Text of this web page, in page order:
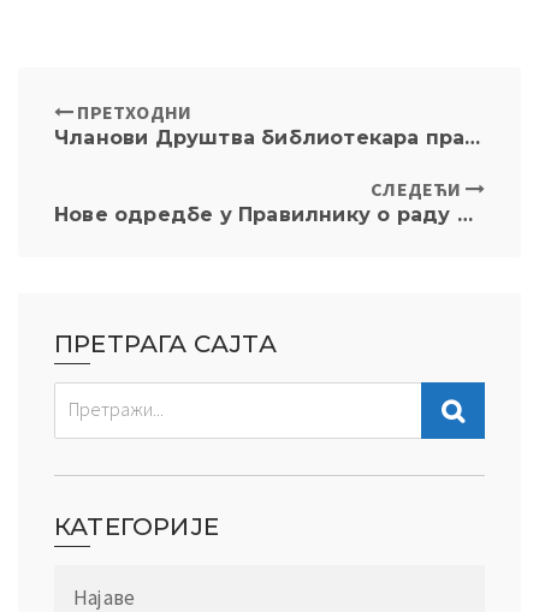
ПРЕТХОДНИ
Чланови Друштва библиотекара правних и сродних библиотека Југоисточне Европе окупили се у Београду
СЛЕДЕЋИ
Нове одредбе у Правилнику о раду Библиотеке
ПРЕТРАГА САЈТА
КАТЕГОРИЈЕ
Најаве